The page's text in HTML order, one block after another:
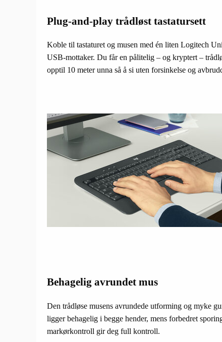
Plug-and-play trådløst tastatursett
Koble til tastaturet og musen med én liten Logitech
USB-mottaker. Du får en pålitelig – og kryptert –
opptil 10 meter unna så å si uten forsinkelse og
Behagelig avrundet mus
Den trådløse musens avrundede utforming og myke
ligger behagelig i begge hender, mens forbedret
markørkontroll gir deg full kontroll.